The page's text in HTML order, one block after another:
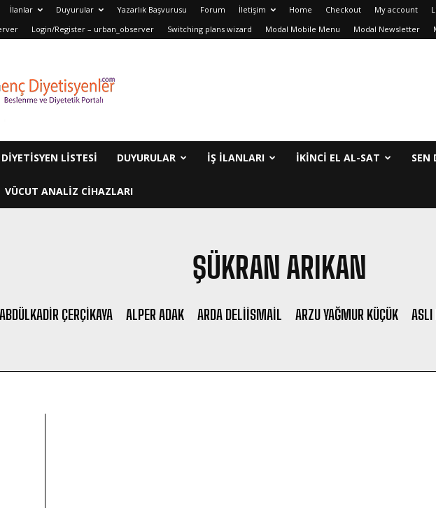
İlanlar Duyurular Yazarlık Başvurusu Forum İletişim Home Checkout My account
Login/Register – urban_observer Switching plans wizard Modal Mobile Menu Modal Newsletter
DIYETISYEN LISTESI DUYURULAR İŞ İLANLARI IKINCI EL AL-SAT SEN
VÜCUT ANALIZ CIHAZLARI
ŞÜKRAN ARIKAN
ABDÜLKADIR ÇERÇİKAYA ALPER ADAK ARDA DELIISMAIL ARZU YAĞMUR KÜÇÜK ASLI